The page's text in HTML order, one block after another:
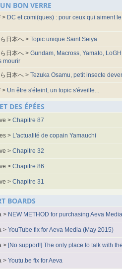
BON VERRE
> DC et comi(ques) : pour ceux qui aiment
日本へ > Topic unique Saint Seiya
日本へ > Gundam, Macross, Yamato,
mourir
日本へ > Tezuka Osamu, petit insecte
> Un être s'éteint, un topic s'éveille...
DES ÉPÉES
> Chapitre 87
> L'actualité de copain Yamauchi
> Chapitre 32
> Chapitre 86
> Chapitre 31
BOARDS
> NEW METHOD for purchasing Aeva
> YouTube fix for Aeva Media (May 2015)
> [No support!] The only place to talk with
> Youtu.be fix for Aeva